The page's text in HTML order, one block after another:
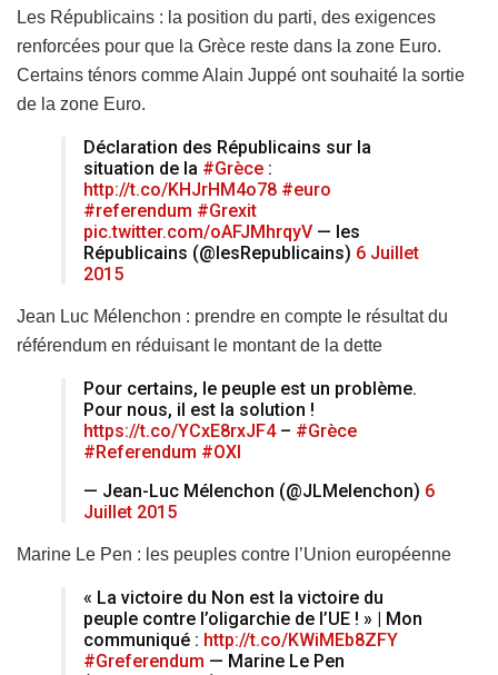
Les Républicains : la position du parti, des exigences
renforcées pour que la Grèce reste dans la zone Euro.
Certains ténors comme Alain Juppé ont souhaité la sortie
de la zone Euro.
Déclaration des Républicains sur la
situation de la #Grèce :
http://t.co/KHJrHM4o78 #euro
#referendum #Grexit
pic.twitter.com/oAFJMhrqyV — les
Républicains (@lesRepublicains) 6 Juillet
2015
Jean Luc Mélenchon : prendre en compte le résultat du
référendum en réduisant le montant de la dette
Pour certains, le peuple est un problème.
Pour nous, il est la solution !
https://t.co/YCxE8rxJF4– #Grèce
#Referendum #OXI
— Jean-Luc Mélenchon (@JLMelenchon) 6
Juillet 2015
Marine Le Pen : les peuples contre l’Union européenne
« La victoire du Non est la victoire du
peuple contre l’oligarchie de l’UE ! » | Mon
communiqué : http://t.co/KWiMEb8ZFY
#Greferendum — Marine Le Pen